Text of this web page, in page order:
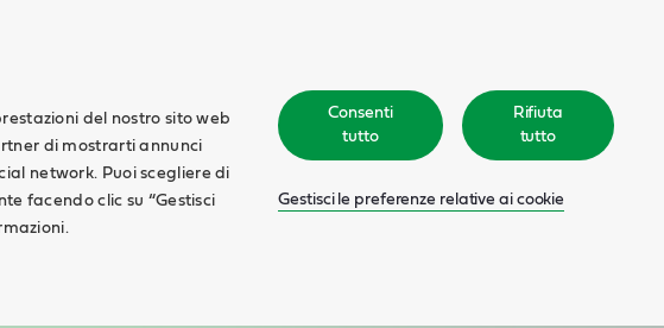
del nostro sito web
di mostrarti annunci
network. Puoi scegliere di
facendo clic su “Gestisci
Consenti
tutto
Rifiuta
tutto
Gestisci le preferenze relative ai cookie